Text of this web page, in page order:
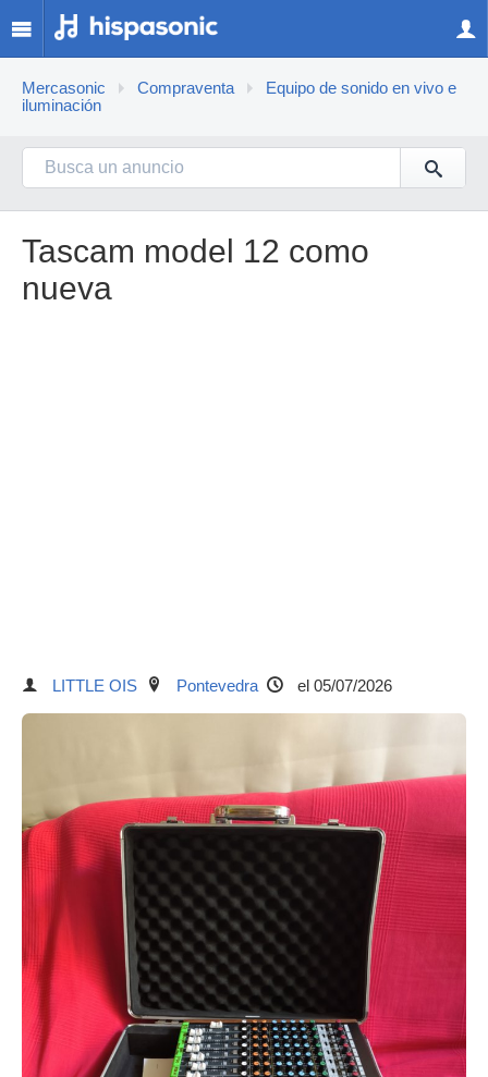
Mercasonic Compraventa
Equipo de sonido en vivo e
iluminación
Tascam model 12 como
nueva
LITTLE OIS Pontevedra el 05/07/2026